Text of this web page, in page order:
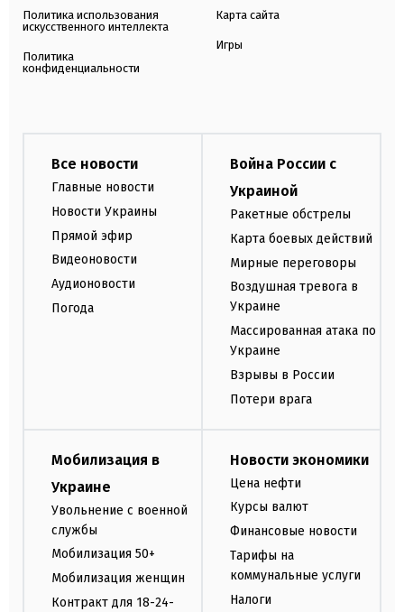
Политика использования
искусственного интеллекта
Политика
конфиденциальности
Карта сайта
Игры
Все новости
Главные новости
Новости Украины
Прямой эфир
Видеоновости
Аудионовости
Погода
Война России с
Украиной
Ракетные обстрелы
Карта боевых действий
Мирные переговоры
Воздушная тревога в
Украине
Массированная атака по
Украине
Взрывы в России
Потери врага
Мобилизация в
Украине
Увольнение с военной
службы
Мобилизация 50+
Мобилизация женщин
Контракт для 18-24-
Новости экономики
Цена нефти
Курсы валют
Финансовые новости
Тарифы на
коммунальные услуги
Налоги